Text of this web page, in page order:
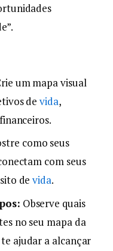
um mapa visual
devida,
como seus
com seus
devida.
Observe quais
no seu mapa da
ajudar a alcançar